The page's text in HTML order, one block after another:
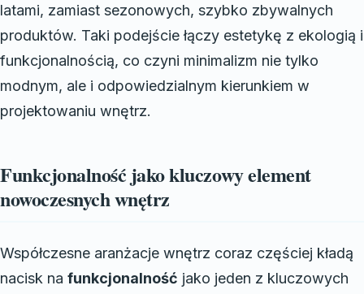
latami, zamiast sezonowych, szybko zbywalnych
produktów. Taki podejście łączy estetykę z ekologią i
funkcjonalnością, co czyni minimalizm nie tylko
modnym, ale i odpowiedzialnym kierunkiem w
projektowaniu wnętrz.
Funkcjonalność jako kluczowy element
nowoczesnych wnętrz
Współczesne aranżacje wnętrz coraz częściej kładą
nacisk na funkcjonalność jako jeden z kluczowych